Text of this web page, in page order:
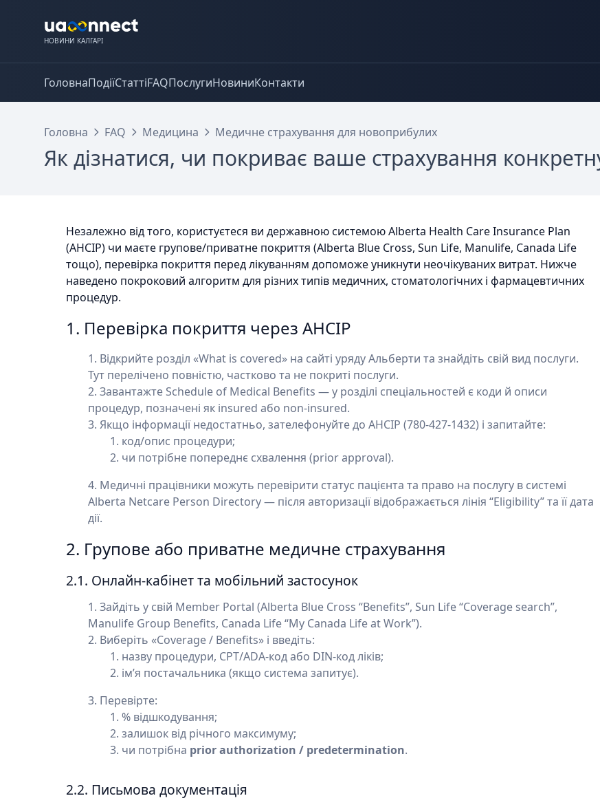
НОВИНИ КАЛГАРІ
ГоловнаПодіїСтаттіFAQПослугиНовиниКонтакти
Головна FAQ Медицина Медичне страхування для новоприбулих
Як дізнатися, чи покриває ваше страхування
Незалежно від того, користуєтеся ви державною системою Alberta Health Care Insurance Plan
(AHCIP) чи маєте групове/приватне покриття (Alberta Blue Cross, Sun Life, Manulife, Canada Life
тощо), перевірка покриття перед лікуванням допоможе уникнути неочікуваних витрат. Нижче
наведено покроковий алгоритм для різних типів медичних, стоматологічних і фармацевтичних
процедур.
1. Перевірка покриття через AHCIP
Відкрийте розділ «What is covered» на сайті уряду Альберти та знайдіть свій вид послуги.
Тут перелічено повністю, частково та не покриті послуги.
Завантажте Schedule of Medical Benefits — у розділі спеціальностей є коди й описи
процедур, позначені як insured або non-insured.
Якщо інформації недостатньо, зателефонуйте до AHCIP (780-427-1432) і запитайте:
код/опис процедури;
чи потрібне попереднє схвалення (prior approval).
Медичні працівники можуть перевірити статус пацієнта та право на послугу в системі
Alberta Netcare Person Directory — після авторизації відображається лінія “Eligibility” та її дата
дії.
2. Групове або приватне медичне страхування
2.1. Онлайн-кабінет та мобільний застосунок
Зайдіть у свій Member Portal (Alberta Blue Cross “Benefits”, Sun Life “Coverage search”,
Manulife Group Benefits, Canada Life “My Canada Life at Work”).
Виберіть «Coverage / Benefits» і введіть:
назву процедури, CPT/ADA-код або DIN-код ліків;
ім’я постачальника (якщо система запитує).
Перевірте:
% відшкодування;
залишок від річного максимуму;
чи потрібна prior authorization / predetermination.
2.2. Письмова документація